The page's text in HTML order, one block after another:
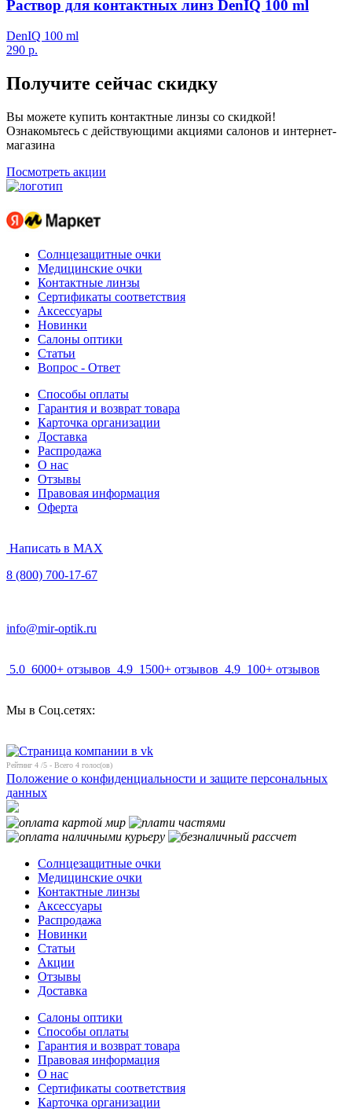
Раствор для контактных линз DenIQ 100 ml
DenIQ 100 ml
290 р.
Получите сейчас скидку
Вы можете купить контактные линзы со скидкой!
Ознакомьтесь с действующими акциями салонов и интернет-
магазина
Посмотреть акции
Солнцезащитные очки
Медицинские очки
Контактные линзы
Сертификаты соответствия
Аксессуары
Новинки
Салоны оптики
Статьи
Вопрос - Ответ
Способы оплаты
Гарантия и возврат товара
Карточка организации
Доставка
Распродажа
О нас
Отзывы
Правовая информация
Оферта
Написать в MAX
8 (800) 700-17-67
info@mir-optik.ru
5.0 6000+ отзывов 4.9 1500+ отзывов 4.9 100+ отзывов
Мы в Соц.сетях:
Рейтинг 4 /5 - Всего 4 голос(ов)
Положение о конфиденциальности и защите персональных
данных
Солнцезащитные очки
Медицинские очки
Контактные линзы
Аксессуары
Распродажа
Новинки
Статьи
Акции
Отзывы
Доставка
Салоны оптики
Способы оплаты
Гарантия и возврат товара
Правовая информация
О нас
Сертификаты соответствия
Карточка организации